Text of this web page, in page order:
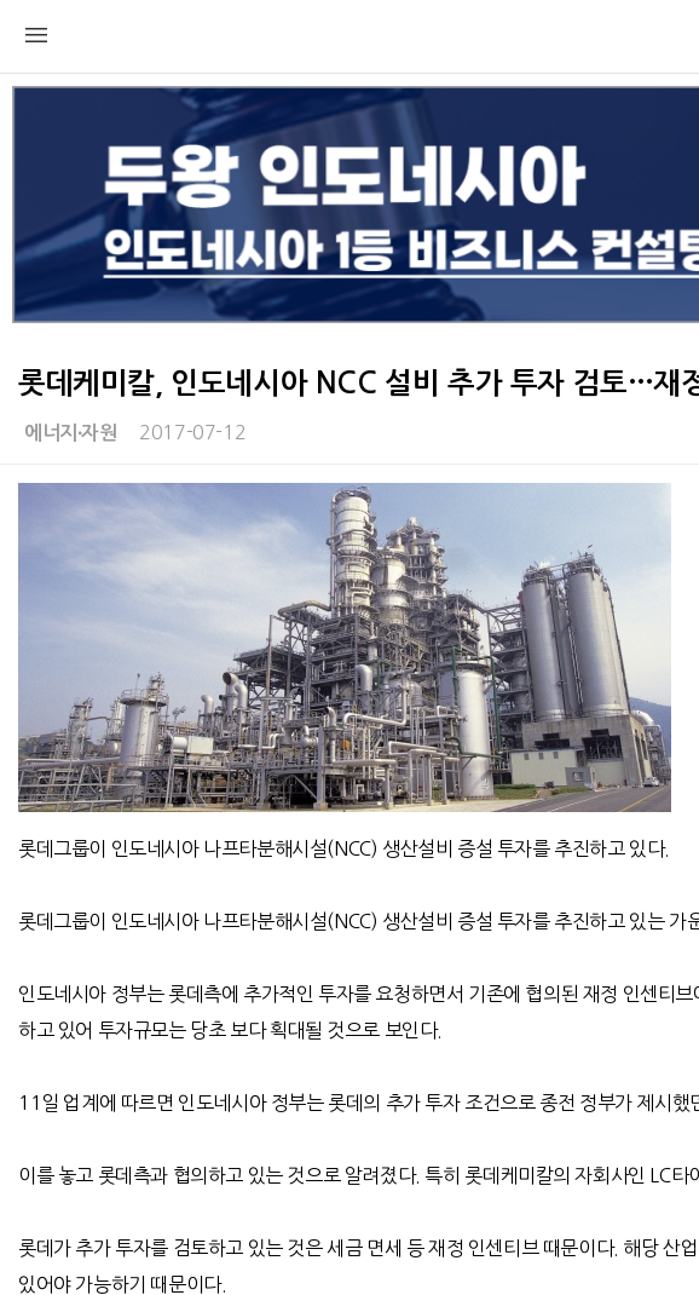
롯데케미칼, 인도네시아 NCC 설비 추가 투자 검토…재
에너지∙자원 2017-07-12
롯데그룹이 인도네시아 나프타분해시설(NCC) 생산설비 증설 투자를 추진하고 있다.
롯데그룹이 인도네시아 나프타분해시설(NCC) 생산설비 증설 투자를 추진하고 있는
인도네시아 정부는 롯데측에 추가적인 투자를 요청하면서 기존에 협의된 재정 인센티
하고 있어 투자규모는 당초 보다 획대될 것으로 보인다.
11일 업계에 따르면 인도네시아 정부는 롯데의 추가 투자 조건으로 종전 정부가 제시
이를 놓고 롯데측과 협의하고 있는 것으로 알려졌다. 특히 롯데케미칼의 자회사인 LC
롯데가 추가 투자를 검토하고 있는 것은 세금 면세 등 재정 인센티브 때문이다. 해당
있어야 가능하기 때문이다.